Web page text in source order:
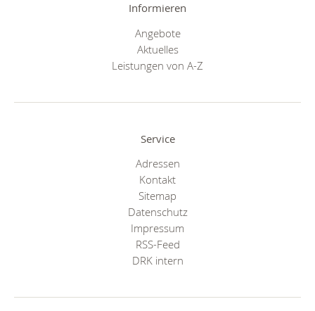
Informieren
Angebote
Aktuelles
Leistungen von A-Z
Service
Adressen
Kontakt
Sitemap
Datenschutz
Impressum
RSS-Feed
DRK intern